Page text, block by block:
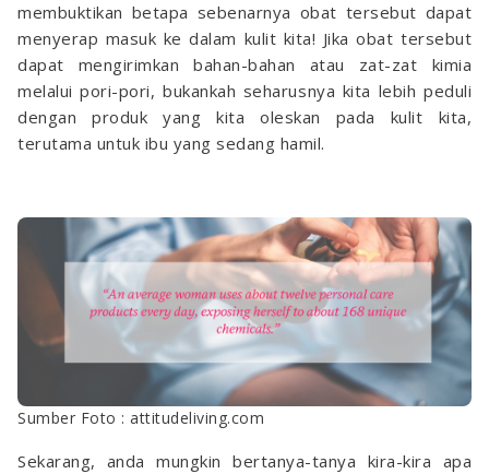
membuktikan betapa sebenarnya obat tersebut dapat
menyerap masuk ke dalam kulit kita! Jika obat tersebut
dapat mengirimkan bahan-bahan atau zat-zat kimia
melalui pori-pori, bukankah seharusnya kita lebih peduli
dengan produk yang kita oleskan pada kulit kita,
terutama untuk ibu yang sedang hamil.
Sumber Foto : attitudeliving.com
Sekarang, anda mungkin bertanya-tanya kira-kira apa